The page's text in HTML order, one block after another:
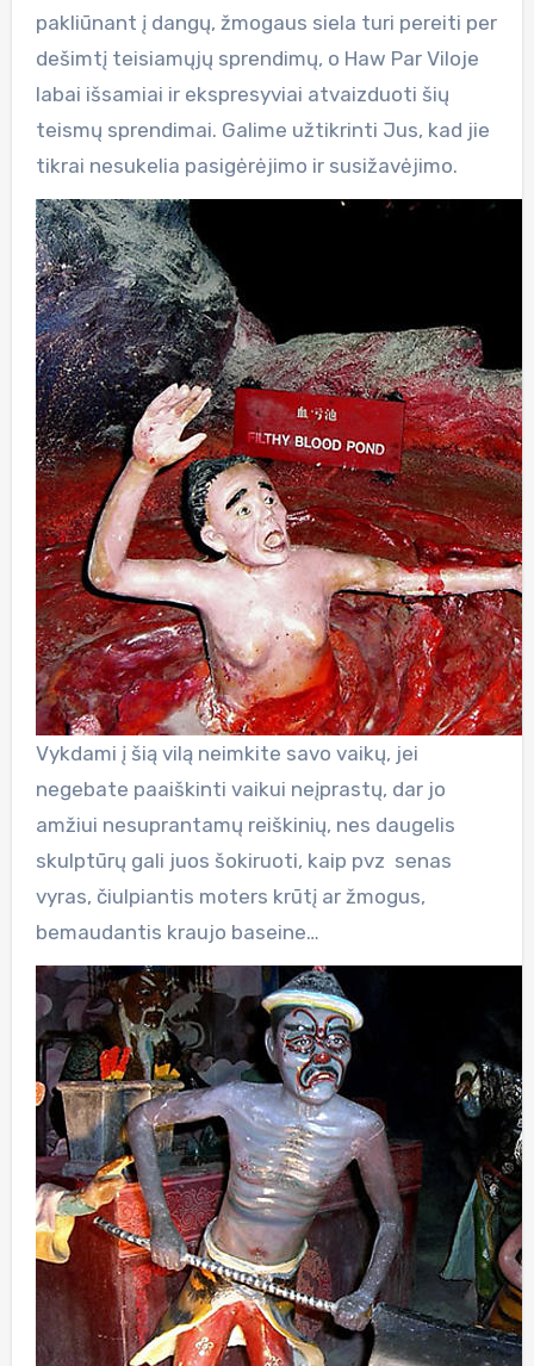
pakliūnant į dangų, žmogaus siela turi pereiti per
dešimtį teisiamųjų sprendimų, o Haw Par Viloje
labai išsamiai ir ekspresyviai atvaizduoti šių
teismų sprendimai. Galime užtikrinti Jus, kad jie
tikrai nesukelia pasigėrėjimo ir susižavėjimo.
Vykdami į šią vilą neimkite savo vaikų, jei
negebate paaiškinti vaikui neįprastų, dar jo
amžiui nesuprantamų reiškinių, nes daugelis
skulptūrų gali juos šokiruoti, kaip pvz senas
vyras, čiulpiantis moters krūtį ar žmogus,
bemaudantis kraujo baseine…